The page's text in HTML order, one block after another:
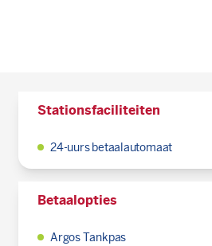
Stationsfaciliteiten
24-uurs betaalautomaat
Betaalopties
Argos Tankpas